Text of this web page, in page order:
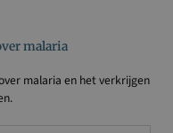
malaria
malaria en het verkrijgen